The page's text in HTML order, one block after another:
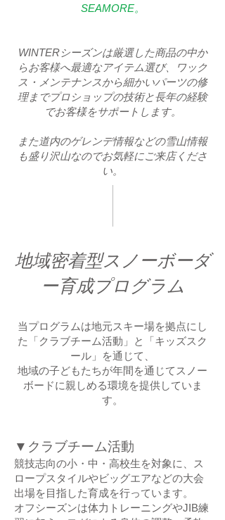
SEAMORE。
WINTERシーズンは厳選した商品の中か
らお客様へ最適なアイテム選び、ワック
ス・メンテナンスから細かいパーツの修
理までプロショップの技術と長年の経験
でお客様をサポートします。
また道内のゲレンデ情報などの雪山情報
も盛り沢山なのでお気軽にご来店くださ
い。
地域密着型スノーボーダ
ー育成プログラム
当プログラムは地元スキー場を拠点にし
た「クラブチーム活動」と「キッズスク
ール」を通じて、
地域の子どもたちが年間を通じてスノー
ボードに親しめる環境を提供していま
す。
▼クラブチーム活動
競技志向の小・中・高校生を対象に、ス
ロープスタイルやビッグエアなどの大会
出場を目指した育成を行っています。
オフシーズンは体力トレーニングやJIB練